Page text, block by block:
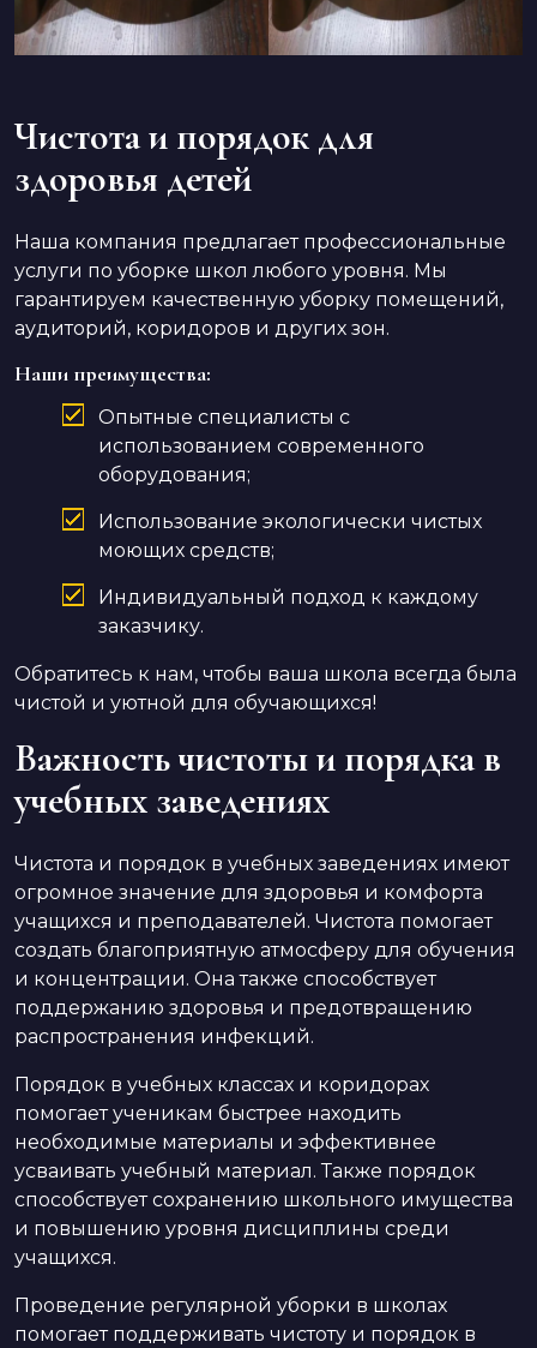
Чистота и порядок для
здоровья детей
Наша компания предлагает профессиональные
услуги по уборке школ любого уровня. Мы
гарантируем качественную уборку помещений,
аудиторий, коридоров и других зон.
Наши преимущества:
Опытные специалисты с
использованием современного
оборудования;
Использование экологически чистых
моющих средств;
Индивидуальный подход к каждому
заказчику.
Обратитесь к нам, чтобы ваша школа всегда была
чистой и уютной для обучающихся!
Важность чистоты и порядка в
учебных заведениях
Чистота и порядок в учебных заведениях имеют
огромное значение для здоровья и комфорта
учащихся и преподавателей. Чистота помогает
создать благоприятную атмосферу для обучения
и концентрации. Она также способствует
поддержанию здоровья и предотвращению
распространения инфекций.
Порядок в учебных классах и коридорах
помогает ученикам быстрее находить
необходимые материалы и эффективнее
усваивать учебный материал. Также порядок
способствует сохранению школьного имущества
и повышению уровня дисциплины среди
учащихся.
Проведение регулярной уборки в школах
помогает поддерживать чистоту и порядок в